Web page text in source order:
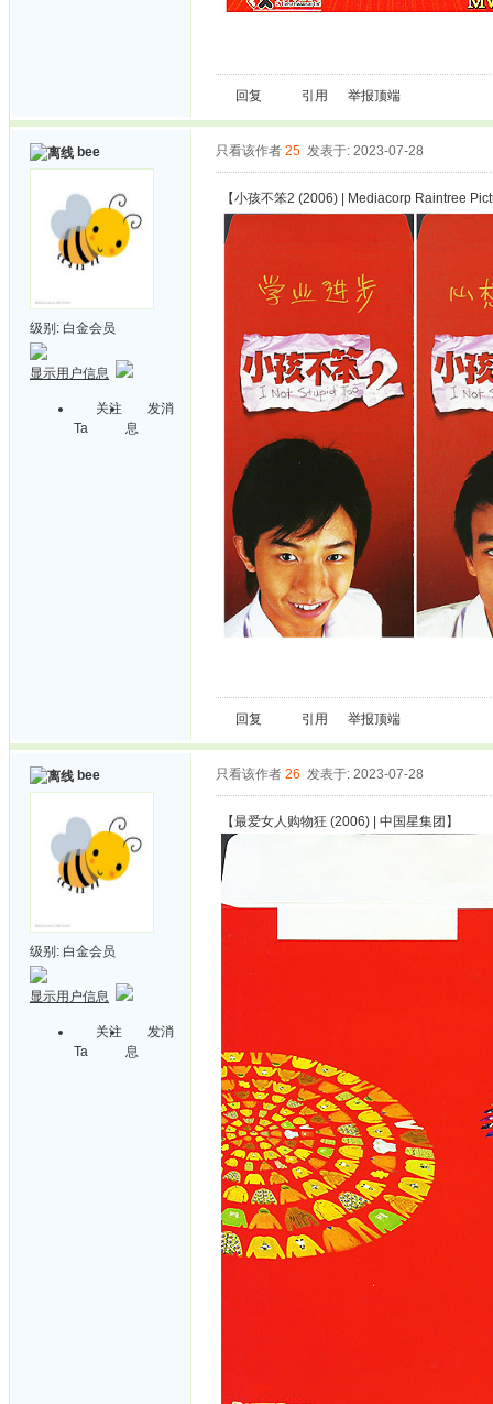
回复 引用 举报顶端
bee
级别: 白金会员
显示用户信息
关注
Ta
发消
息
只看该作者 25 发表于: 2023-07-28
【小孩不笨2 (2006) | Mediacorp Raintree
回复 引用 举报顶端
bee
级别: 白金会员
显示用户信息
关注
Ta
发消
息
只看该作者 26 发表于: 2023-07-28
【最爱女人购物狂 (2006) | 中国星集团】